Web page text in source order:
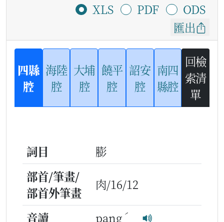
XLS
PDF
ODS
匯出
四縣
腔
海陸
腔
大埔
腔
饒平
腔
詔安
腔
南四
縣腔
回檢
索清
單
詞目
膨
部首/筆畫/
部首外筆畫
肉/16/12
音讀 pang ˊ